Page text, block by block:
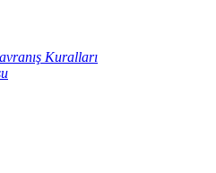
Kuralları